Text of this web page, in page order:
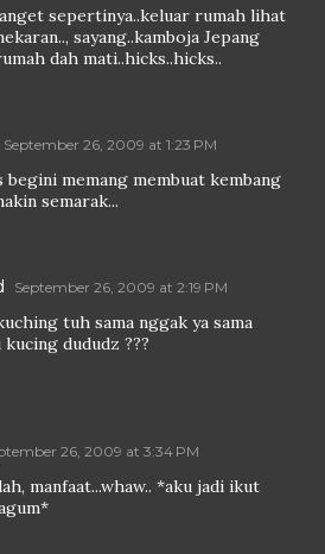
sepertinya..keluar rumah lihat
sayang..kamboja Jepang
dah mati..hicks..hicks..
September 26, 2009 at 1:23 PM
begini memang membuat kembang
semarak...
September 26, 2009 at 2:19 PM
tuh sama nggak ya sama
dududz ???
26, 2009 at 3:34 PM
manfaat...whaw.. *aku jadi ikut